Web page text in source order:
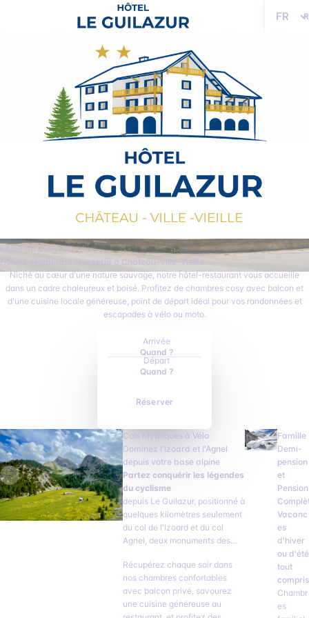
Langue
L’Ame du Queyras
Hôtel & restaurant / pizzeria à Château-Ville-Vieille
Niché au cœur d'une nature sauvage, notre hôtel-restaurant vous accueille
dans un cadre chaleureux et boisé. Profitez de chambres cosy avec balcon et
d'une cuisine locale généreuse, point de départ idéal pour vos randonnées et
escapades à vélo ou moto.
Arrivée
Quand ?
Départ
Quand ?
Réserver
Cols Mythiques à Vélo
Dominez l'Izoard et l'Agnel
depuis votre base alpine
Partez conquérir les légendes
du cyclisme
depuis Le Guilazur, positionné à
quelques kilomètres seulement
du col de l'Izoard et du col
Agnel, deux monuments des
camp de base idéal pour
enchaîner les cols sans fatigue
inutile.
Récupérez chaque soir dans
nos chambres confortables
avec balcon privé, savourez
une cuisine généreuse au
Famille
Demi-
pension
et
Pension
Vacanc
es
d'hiver
ou d'été
tout
compris
Chambr
es